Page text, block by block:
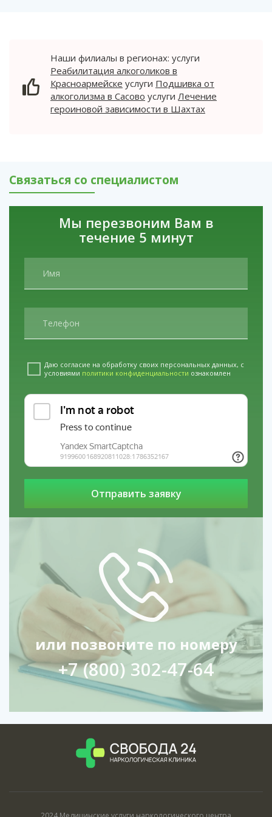
Наши филиалы в регионах: услуги
Реабилитация алкоголиков в
Красноармейске услуги Подшивка от
алкоголизма в Сасово услугиЛечение
героиновой зависимости в Шахтах
наркотиками, приводит к разрушению
организма пациента.
Наши филиалы в регионах: услуги
Реабилитация алкоголиков в
Красноармейске услуги Подшивка от
алкоголизма в Сасово услуги Лечение
героиновой зависимости в Шахтах
Связаться со специалистом
Мы перезвоним Вам в
течение 5 минут
Даю согласие на обработку своих персональных данных, с
условиями политики конфиденциальности ознакомлен
или позвоните по номеру
+7 (800) 302-47-64